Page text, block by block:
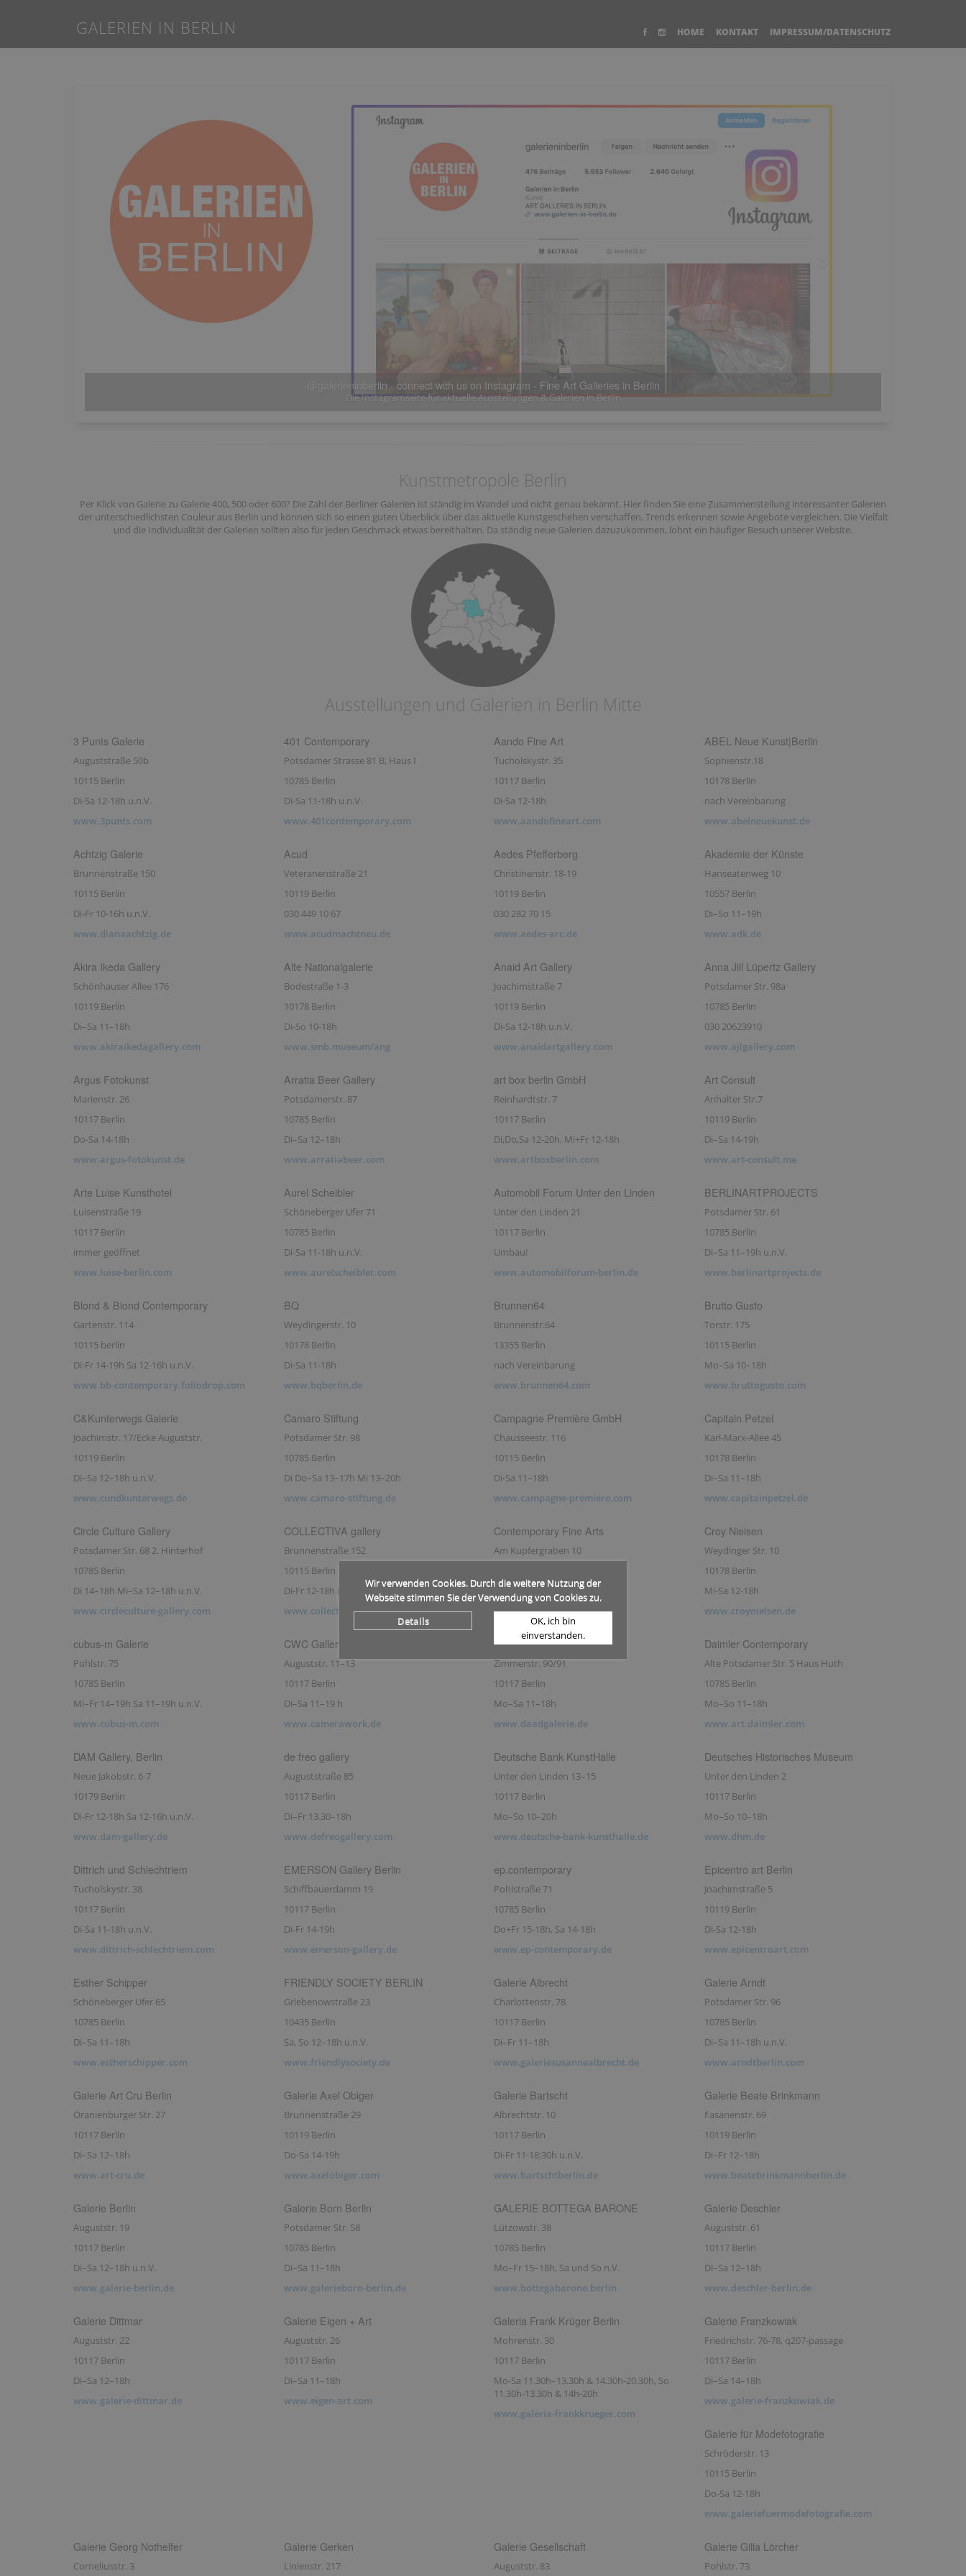
Wir verwenden Cookies. Durch die weitere Nutzung der
Webseite stimmen Sie der Verwendung von Cookies zu.
Details
OK, ich bin
einverstanden.
GALERIEN IN BERLIN HOME KONTAKT IMPRESSUM/DATENSCHUTZ
Ausstellungen in Berlin - connect with us on Facebook - Fine Art Galleries in Berlin
Die Plattform für Kunst & Galerien in Berlin
Kunstmetropole Berlin
Per Klick von Galerie zu Galerie 400, 500 oder 600? Die Zahl der Berliner Galerien ist ständig im Wandel und nicht genau bekannt. Hier finden Sie eine Zusammenstellung interessanter Galerien
der unterschiedlichsten Couleur aus Berlin und können sich so einen guten Überblick über das aktuelle Kunstgeschehen verschaffen, Trends erkennen sowie Angebote vergleichen. Die Vielfalt
und die Individualität der Galerien sollten also für jeden Geschmack etwas bereithalten. Da ständig neue Galerien dazuzukommen, lohnt ein häufiger Besuch unserer Website.
Ausstellungen und Galerien in Berlin Mitte
3 Punts Galerie
Auguststraße 50b
10115 Berlin
Di-Sa 12-18h u.n.V.
www.3punts.com
401 Contemporary
Potsdamer Strasse 81 B, Haus I
10785 Berlin
Di-Sa 11-18h u.n.V.
www.401contemporary.com
Aando Fine Art
Tucholskystr. 35
10117 Berlin
Di-Sa 12-18h
www.aandofineart.com
ABEL Neue Kunst|Berlin
Sophienstr.18
10178 Berlin
nach Vereinbarung
www.abelneuekunst.de
Achtzig Galerie
Brunnenstraße 150
10115 Berlin
Di-Fr 10-16h u.n.V.
www.dianaachtzig.de
Acud
Veteranenstraße 21
10119 Berlin
030 449 10 67
www.acudmachtneu.de
Aedes Pfefferberg
Christinenstr. 18-19
10119 Berlin
030 282 70 15
www.aedes-arc.de
Akademie der Künste
Hanseatenweg 10
10557 Berlin
Di–So 11–19h
www.adk.de
Akira Ikeda Gallery
Schönhauser Allee 176
10119 Berlin
Di–Sa 11–18h
www.akiraikedagallery.com
Alte Nationalgalerie
Bodestraße 1-3
10178 Berlin
Di-So 10-18h
www.smb.museum/ang
Anaid Art Gallery
Joachimstraße 7
10119 Berlin
Di-Sa 12-18h u.n.V.
www.anaidartgallery.com
Anna Jill Lüpertz Gallery
Potsdamer Str. 98a
10785 Berlin
030 20623910
www.ajlgallery.com
Argus Fotokunst
Marienstr. 26
10117 Berlin
Do-Sa 14-18h
www.argus-fotokunst.de
Arratia Beer Gallery
Potsdamerstr. 87
10785 Berlin
Di–Sa 12–18h
www.arratiabeer.com
art box berlin GmbH
Reinhardtstr. 7
10117 Berlin
Di,Do,Sa 12-20h, Mi+Fr 12-18h
www.artboxberlin.com
Art Consult
Anhalter Str.7
10119 Berlin
Di–Sa 14-19h
www.art-consult.me
Arte Luise Kunsthotel
Luisenstraße 19
10117 Berlin
immer geöffnet
www.luise-berlin.com
Aurel Scheibler
Schöneberger Ufer 71
10785 Berlin
Di-Sa 11-18h u.n.V.
www.aurelscheibler.com
Automobil Forum Unter den Linden
Unter den Linden 21
10117 Berlin
Umbau!
www.automobilforum-berlin.de
BERLINARTPROJECTS
Potsdamer Str. 61
10785 Berlin
Di–Sa 11–19h u.n.V.
www.berlinartprojects.de
Blond & Blond Contemporary
Gartenstr. 114
10115 berlin
Di-Fr 14-19h Sa 12-16h u.n.V.
www.bb-contemporary.foliodrop.com
BQ
Weydingerstr. 10
10178 Berlin
Di-Sa 11-18h
www.bqberlin.de
Brunnen64
Brunnenstr.64
13355 Berlin
nach Vereinbarung
www.brunnen64.com
Brutto Gusto
Torstr. 175
10115 Berlin
Mo–Sa 10–18h
www.bruttogusto.com
C&Kunterwegs Galerie
Joachimstr. 17/Ecke Auguststr.
10119 Berlin
Di–Sa 12–18h u.n.V.
www.cundkunterwegs.de
Camaro Stiftung
Potsdamer Str. 98
10785 Berlin
Di Do–Sa 13–17h Mi 13–20h
www.camaro-stiftung.de
Campagne Première GmbH
Chausseestr. 116
10115 Berlin
Di-Sa 11–18h
www.campagne-premiere.com
Capitain Petzel
Karl-Marx-Allee 45
10178 Berlin
Di–Sa 11–18h
www.capitainpetzel.de
Circle Culture Gallery
Potsdamer Str. 68 2. Hinterhof
10785 Berlin
Di 14–18h Mi–Sa 12–18h u.n.V.
www.circleculture-gallery.com
COLLECTIVA gallery
Brunnenstraße 152
10115 Berlin
Di-Fr 12-18h u.n.V.
www.collectivagallery.com
Contemporary Fine Arts
Am Kupfergraben 10
Di–Fr 11–18h
www.cfa-berlin.com
Croy Nielsen
Weydinger Str. 10
10178 Berlin
Mi-Sa 12-18h
www.croynielsen.de
cubus-m Galerie
Pohlstr. 75
10785 Berlin
Mi–Fr 14–19h Sa 11–19h u.n.V.
www.cubus-m.com
CWC Gallery
Auguststr. 11–13
10117 Berlin
Di–Sa 11–19 h
www.camerawork.de
Daad galerie
Zimmerstr. 90/91
10117 Berlin
Mo–Sa 11–18h
www.daadgalerie.de
Daimler Contemporary
Alte Potsdamer Str. 5 Haus Huth
10785 Berlin
Mo–So 11–18h
www.art.daimler.com
DAM Gallery, Berlin
Neue Jakobstr. 6-7
10179 Berlin
Di-Fr 12-18h Sa 12-16h u.n.V.
www.dam-gallery.de
de freo gallery
Auguststraße 85
10117 Berlin
Di–Fr 13.30–18h
www.defreogallery.com
Deutsche Bank KunstHalle
Unter den Linden 13–15
10117 Berlin
Mo–So 10–20h
www.deutsche-bank-kunsthalle.de
Deutsches Historisches Museum
Unter den Linden 2
10117 Berlin
Mo–So 10–18h
www.dhm.de
Dittrich und Schlechtriem
Tucholskystr. 38
10117 Berlin
Di-Sa 11-18h u.n.V.
www.dittrich-schlechtriem.com
EMERSON Gallery Berlin
Schiffbauerdamm 19
10117 Berlin
Di-Fr 14-19h
www.emerson-gallery.de
ep.contemporary
Pohlstraße 71
10785 Berlin
Do+Fr 15-18h, Sa 14-18h
www.ep-contemporary.de
Epicentro art Berlin
Joachimstraße 5
10119 Berlin
Di-Sa 12-18h
www.epicentroart.com
Esther Schipper
Schöneberger Ufer 65
10785 Berlin
Di–Sa 11–18h
www.estherschipper.com
FRIENDLY SOCIETY BERLIN
Griebenowstraße 23
10435 Berlin
Sa, So 12–18h u.n.V.
www.friendlysociety.de
Galerie Albrecht
Charlottenstr. 78
10117 Berlin
Di–Fr 11–18h
www.galeriesusannealbrecht.de
Galerie Arndt
Potsdamer Str. 96
10785 Berlin
Di–Sa 11–18h u.n.V.
www.arndtberlin.com
Galerie Art Cru Berlin
Oranienburger Str. 27
10117 Berlin
Di–Sa 12–18h
www.art-cru.de
Galerie Axel Obiger
Brunnenstraße 29
10119 Berlin
Do-Sa 14-19h
www.axelobiger.com
Galerie Bartscht
Albrechtstr. 10
10117 Berlin
Di-Fr 11-18:30h u.n.V.
www.bartschtberlin.de
Galerie Beate Brinkmann
Fasanenstr. 69
10119 Berlin
Di–Fr 12–18h
www.beatebrinkmannberlin.de
Galerie Berlin
Auguststr. 19
10117 Berlin
Di–Sa 12–18h u.n.V.
www.galerie-berlin.de
Galerie Born Berlin
Potsdamer Str. 58
10785 Berlin
Di–Sa 11–18h
www.galerieborn-berlin.de
GALERIE BOTTEGA BARONE
Lützowstr. 38
10785 Berlin
Mo–Fr 15–18h, Sa und So n.V.
www.bottegabarone.berlin
Galerie Deschler
Auguststr. 61
10117 Berlin
Di–Sa 12–18h
www.deschler-berlin.de
Galerie Dittmar
Auguststr. 22
10117 Berlin
Di–Sa 12–18h
www.galerie-dittmar.de
Galerie Eigen + Art
Auguststr. 26
10117 Berlin
Di–Sa 11–18h
www.eigen-art.com
Galeria Frank Krüger Berlin
Mohrenstr. 30
10117 Berlin
Mo-Sa 11.30h–13.30h & 14.30h-20.30h, So
11.30h-13.30h & 14h-20h
www.galeria-frankkrueger.com
Galerie Franzkowiak
Friedrichstr. 76-78, q207-passage
10117 Berlin
Di–Sa 14–18h
www.galerie-franzkowiak.de
Galerie für Modefotografie
Schröderstr. 13
10115 Berlin
Do-Sa 12-18h
www.galeriefuermodefotografie.com
Galerie Georg Nothelfer
Corneliusstr. 3
Galerie Gerken
Linienstr. 217
Galerie Gesellschaft
Auguststr. 83
Galerie Gilla Lörcher
Pohlstr. 73